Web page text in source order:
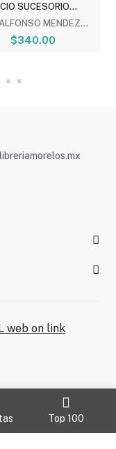
Top 100
SUCESORIO...
MENDEZ...
$340.00
web on link